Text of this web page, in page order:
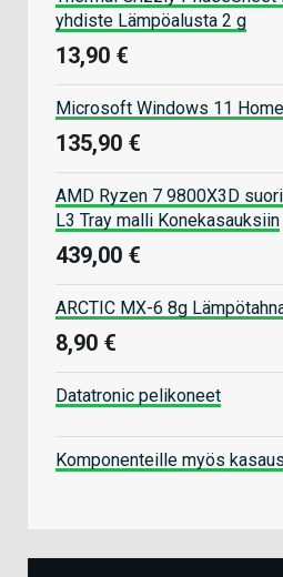
yhdiste Lämpöalusta 2 g
13,90 €
Microsoft Windows 11
135,90 €
AMD Ryzen 7 9800X3D
L3 Tray malli Konekasauksiin
439,00 €
ARCTIC MX-6 8g
8,90 €
Datatronic pelikoneet
Komponenteille myös